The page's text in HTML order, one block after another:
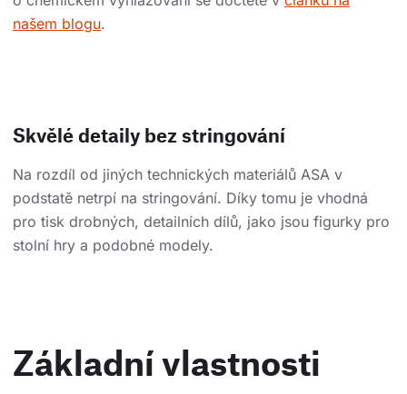
našem blogu.
Skvělé detaily bez stringování
Na rozdíl od jiných technických materiálů ASA v
podstatě netrpí na stringování. Díky tomu je vhodná
pro tisk drobných, detailních dílů, jako jsou figurky pro
stolní hry a podobné modely.
Základní vlastnosti